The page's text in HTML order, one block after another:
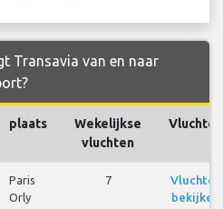
Transavia van en naar
plaats
Wekelijkse
vluchten
Vluchten
Paris
Orly
7
Vluchten
bekijken